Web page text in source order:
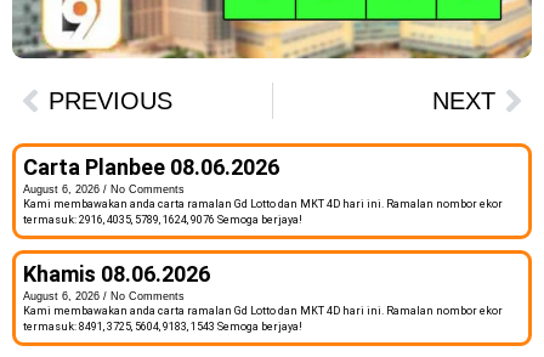
PREVIOUS NEXT
Carta Planbee 08.06.2026
August 6, 2026
No Comments
Kami membawakan anda carta ramalan Gd Lotto dan MKT 4D hari ini. Ramalan nombor ekor
termasuk: 2916, 4035, 5789, 1624, 9076 Semoga berjaya!
Khamis 08.06.2026
August 6, 2026
No Comments
Kami membawakan anda carta ramalan Gd Lotto dan MKT 4D hari ini. Ramalan nombor ekor
termasuk: 8491, 3725, 5604, 9183, 1543 Semoga berjaya!